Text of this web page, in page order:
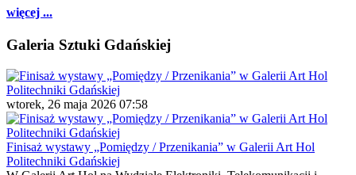
więcej ...
Galeria Sztuki Gdańskiej
wtorek, 26 maja 2026 07:58
Finisaż wystawy „Pomiędzy / Przenikania” w Galerii Art Hol
Politechniki Gdańskiej